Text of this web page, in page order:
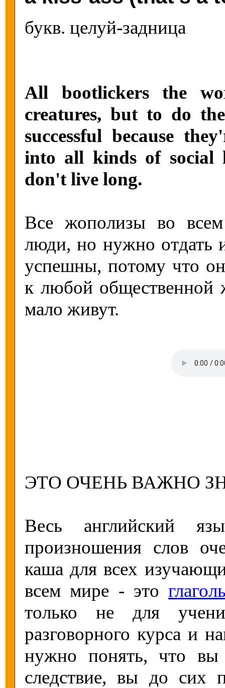
букв. целуй-задница
All bootlickers the
creatures, but to do
successful because
into all kinds of social
don't live long.
Все жополизы во всем
люди, но нужно отдать
успешны, потому что
к любой общественной
мало живут.
ЭТО ОЧЕНЬ ВАЖНО
Весь английский
произношения слов
каша для всех
всем мире - это
только не для
разговорного курса и
нужно понять, что
следствие, вы до сих